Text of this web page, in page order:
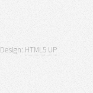
Design: HTML5 UP